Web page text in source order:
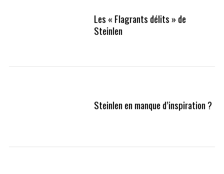
Les « Flagrants délits » de
Steinlen
Steinlen en manque d’inspiration ?